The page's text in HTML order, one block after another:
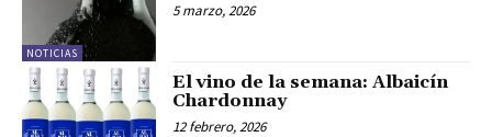
NOTICIAS
5 marzo, 2026
El vino de la semana: Albaicín
Chardonnay
12 febrero, 2026